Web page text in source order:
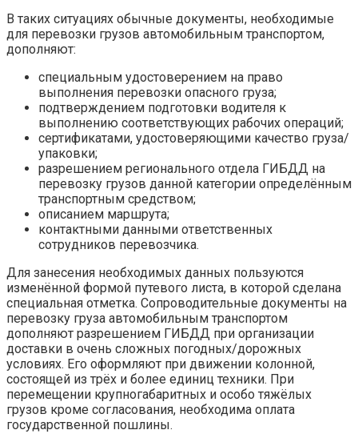
В таких ситуациях обычные документы, необходимые
для перевозки грузов автомобильным транспортом,
дополняют:
специальным удостоверением на право
выполнения перевозки опасного груза;
подтверждением подготовки водителя к
выполнению соответствующих рабочих операций;
сертификатами, удостоверяющими качество груза/
упаковки;
разрешением регионального отдела ГИБДД на
перевозку грузов данной категории определённым
транспортным средством;
описанием маршрута;
контактными данными ответственных
сотрудников перевозчика.
Для занесения необходимых данных пользуются
изменённой формой путевого листа, в которой сделана
специальная отметка. Сопроводительные документы на
перевозку груза автомобильным транспортом
дополняют разрешением ГИБДД при организации
доставки в очень сложных погодных/дорожных
условиях. Его оформляют при движении колонной,
состоящей из трёх и более единиц техники. При
перемещении крупногабаритных и особо тяжёлых
грузов кроме согласования, необходима оплата
государственной пошлины.